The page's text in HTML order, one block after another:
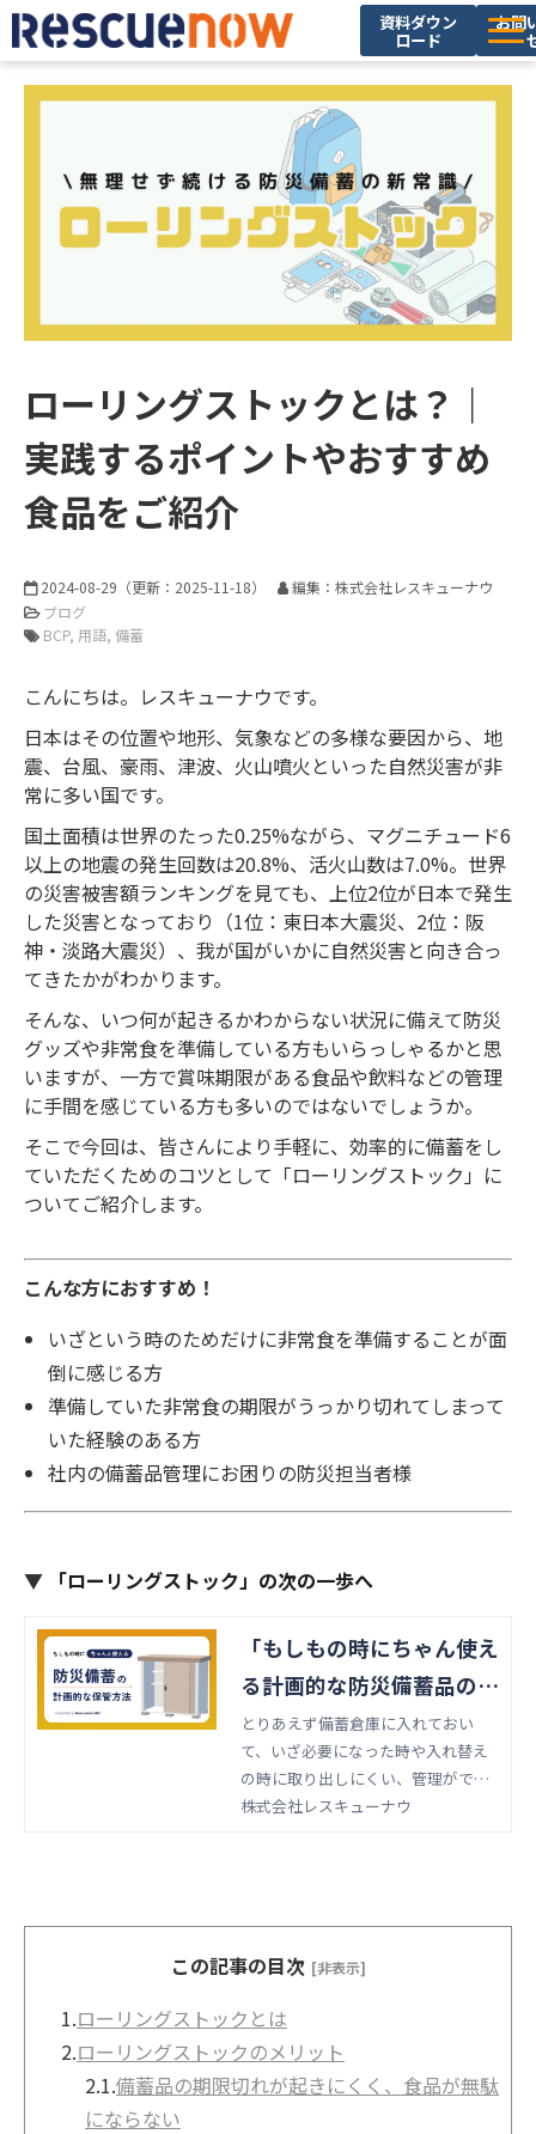
資料ダウン
ロード
お問
サービス
導入実績
セミナー・イベント
ブログ
お役立ち資料
ニュース
採用情報
ローリングストックとは？｜
実践するポイントやおすすめ
食品をご紹介
2024-08-29 （更新： 2025-11-18）
編集：株式会社レスキューナウ
ブログ
BCP 用語 備蓄
こんにちは。レスキューナウです。
日本はその位置や地形、気象などの多様な要因から、地
震、台風、豪雨、津波、火山噴火といった自然災害が非
常に多い国です。
国土面積は世界のたった0.25%ながら、マグニチュード6
以上の地震の発生回数は20.8%、活火山数は7.0%。世界
の災害被害額ランキングを見ても、上位2位が日本で発生
した災害となっており（1位：東日本大震災、2位：阪
神・淡路大震災）、我が国がいかに自然災害と向き合っ
てきたかがわかります。
そんな、いつ何が起きるかわからない状況に備えて防災
グッズや非常食を準備している方もいらっしゃるかと思
いますが、一方で賞味期限がある食品や飲料などの管理
に手間を感じている方も多いのではないでしょうか。
そこで今回は、皆さんにより手軽に、効率的に備蓄をし
ていただくためのコツとして「ローリングストック」に
ついてご紹介します。
こんな方におすすめ！
いざという時のためだけに非常食を準備することが面
倒に感じる方
準備していた非常食の期限がうっかり切れてしまって
いた経験のある方
社内の備蓄品管理にお困りの防災担当者様
▼ 「ローリングストック」の次の一歩へ
「もしもの時にちゃん使え
る計画的な防災備蓄品の保
管方法」 資料ダウンロー
ド
とりあえず備蓄倉庫に入れておい
て、いざ必要になった時や入れ替え
の時に取り出しにくい、管理ができ
ていない…なんてことはありません
株式会社レスキューナウ
この記事の目次 [非表示]
1.ローリングストックとは
2.ローリングストックのメリット
2.1.備蓄品の期限切れが起きにくく、食品が無駄
にならない